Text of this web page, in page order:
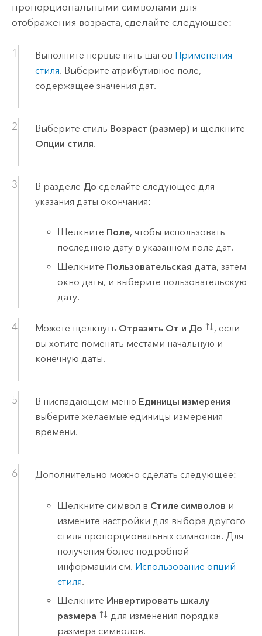
пропорциональными символами для
отображения возраста, сделайте следующее:
Выполните первые пять шагов Применения
стиля. Выберите атрибутивное поле,
содержащее значения дат.
Выберите стиль Возраст (размер)и щелкните
Опции стиля.
В разделе До сделайте следующее для
указания даты окончания:
Щелкните Поле, чтобы использовать
последнюю дату в указанном поле дат.
Щелкните Пользовательская дата, затем
окно даты, и выберите пользовательскую
дату.
Можете щелкнуть Отразить От и До
, если
вы хотите поменять местами начальную и
конечную даты.
В ниспадающем меню Единицы измерения
выберите желаемые единицы измерения
времени.
Дополнительно можно сделать следующее:
Щелкните символ в Стиле символов и
измените настройки для выбора другого
стиля пропорциональных символов. Для
получения более подробной
информации см. Использование опций
стиля.
Щелкните Инвертировать шкалу
размера
для изменения порядка
размера символов.